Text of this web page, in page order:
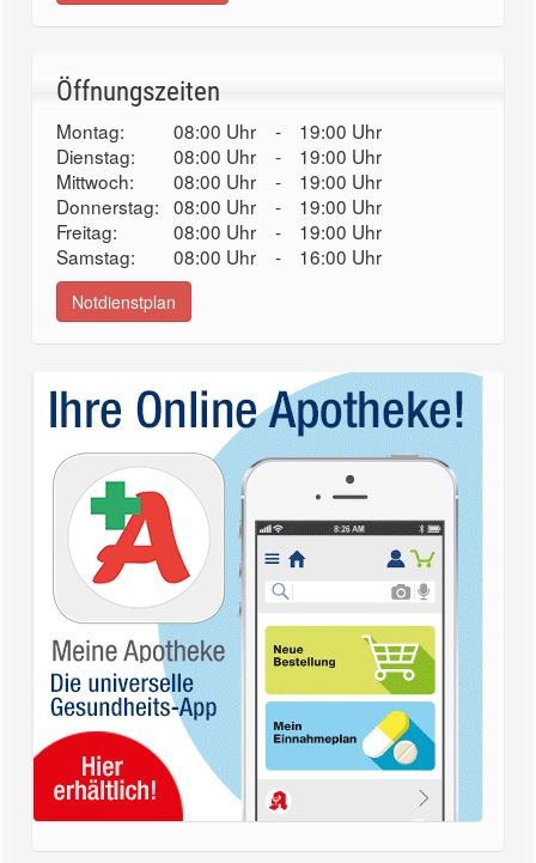
Öffnungszeiten
Montag: 08:00 Uhr -
19:00 Uhr
Dienstag:
08:00 Uhr -
19:00 Uhr
Mittwoch:
08:00 Uhr -
19:00 Uhr
Donnerstag: 08:00 Uhr -
19:00 Uhr
Freitag:
08:00 Uhr -
19:00 Uhr
Samstag:
08:00 Uhr - 16:00 Uhr
Notdienstplan